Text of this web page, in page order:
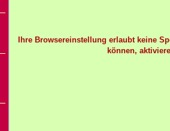
Ihre Browsereinstellung erlaubt keine
können,